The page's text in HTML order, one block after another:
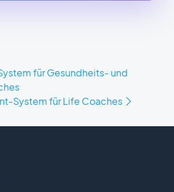
für Gesundheits- und
System für Life Coaches